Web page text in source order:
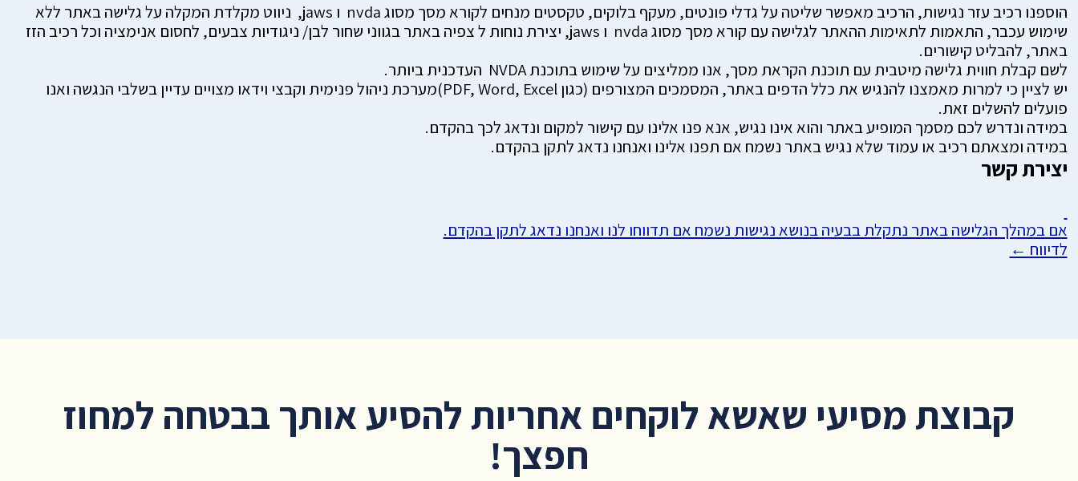
הוספנו רכיב עזר נגישות, הרכיב מאפשר שליטה על גדלי פונטים, מעקף בלוקים, טקסטים מנחים לקורא מסך מסוג nvda ו jaws, ניווט מקלדת המקלה על גלישה באתר ללא
שימוש עכבר, התאמות לתאימות ההאתר לגלישה עם קורא מסך מסוג nvda ו jaws, יצירת נוחות ל צפיה באתר בגווני שחור לבן/ ניגודיות צבעים, לחסום אנימציה וכל רכיב הזז
באתר, להבליט קישורים.
לשם קבלת חווית גלישה מיטבית עם תוכנת הקראת מסך, אנו ממליצים על שימוש בתוכנת NVDA העדכנית ביותר.
יש לציין כי למרות מאמצנו להנגיש את כלל הדפים באתר, המסמכים המצורפים (כגון PDF, Word, Excel)מערכת ניהול פנימית וקבצי וידאו מצויים עדיין בשלבי הנגשה ואנו
פועלים להשלים זאת.
במידה ונדרש לכם מסמך המופיע באתר והוא אינו נגיש, אנא פנו אלינו עם קישור למקום ונדאג לכך בהקדם.
במידה ומצאתם רכיב או עמוד שלא נגיש באתר נשמח אם תפנו אלינו ואנחנו נדאג לתקן בהקדם.
יצירת קשר
אם במהלך הגלישה באתר נתקלת בבעיה בנושא נגישות נשמח אם תדווחו לנו ואנחנו נדאג לתקן בהקדם.
לדיווח ←
קבוצת מסיעי שאשא לוקחים אחריות להסיע אותך בבטחה למחוז
חפצך!